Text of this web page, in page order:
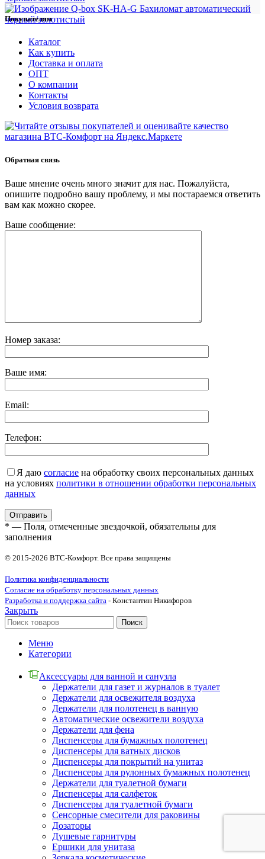
Покупателям
Каталог
Как купить
Доставка и оплата
ОПТ
О компании
Контакты
Условия возврата
Обратная связь
Ваше мнение очень много значит для нас. Пожалуйста,
опишите подробно вашу проблему, и мы постараемся ответить
вам как можно скорее.
Ваше сообщение:
Номер заказа:
Ваше имя:
Email:
Телефон:
Я даю согласие на обработку своих персональных данных
на условиях политики в отношении обработки персональных
данных
* — Поля, отмеченные звездочкой, обязательны для
заполнения
© 2015-2026 ВТС-Комфорт. Все права защищены
Политика конфиденциальности
Согласие на обработку персональных данных
Разработка и поддержка сайта - Константин Никифоров
Закрыть
Поиск
Меню
Категории
Аксессуары для ванной и санузла
Держатели для газет и журналов в туалет
Держатели для освежителя воздуха
Держатели для полотенец в ванную
Автоматические освежители воздуха
Держатели для фена
Диспенсеры для бумажных полотенец
Диспенсеры для ватных дисков
Диспенсеры для покрытий на унитаз
Диспенсеры для рулонных бумажных полотенец
Держатели для туалетной бумаги
Диспенсеры для салфеток
Диспенсеры для туалетной бумаги
Сенсорные смесители для раковины
Дозаторы
Душевые гарнитуры
Ершики для унитаза